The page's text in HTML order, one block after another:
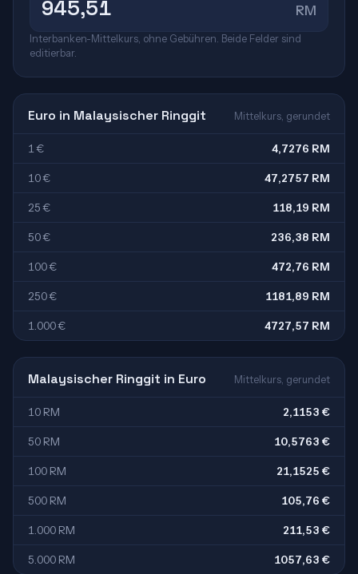
RM
Interbanken-Mittelkurs, ohne Gebühren. Beide Felder sind
editierbar.
Euro in Malaysischer Ringgit Mittelkurs, gerundet
1 € 4,7276 RM
10 € 47,2757 RM
25 € 118,19 RM
50 € 236,38 RM
100 € 472,76 RM
250 € 1181,89 RM
1.000 € 4727,57 RM
Malaysischer Ringgit in Euro Mittelkurs, gerundet
10 RM 2,1153 €
50 RM 10,5763 €
100 RM 21,1525 €
500 RM 105,76 €
1.000 RM 211,53 €
5.000 RM 1057,63 €